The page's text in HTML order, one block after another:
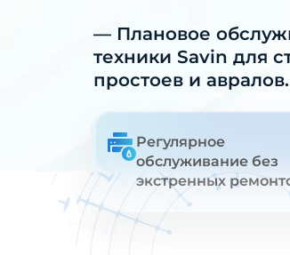
— Плановое
техники Savin для
простоев и авралов.
Получить
Регулярное
обслуживание без
экстренных